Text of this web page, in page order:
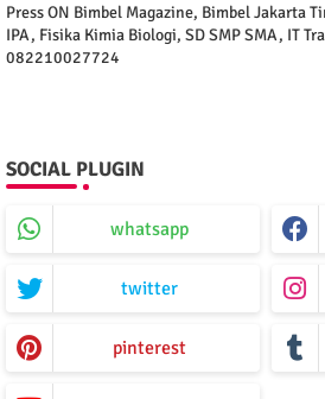
Press ON Bimbel Magazine, Bimbel Jakarta
IPA, Fisika Kimia Biologi, SD SMP SMA, IT
082210027724
SOCIAL PLUGIN
whatsapp
twitter
pinterest